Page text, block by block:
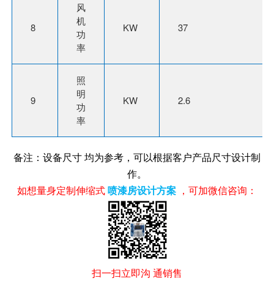
8
风
机
功
率
KW 37
9
照
明
功
率
KW 2.6
备注：设备尺寸 均为参考，可以根据客户产品尺寸设计制
作。
如想量身定制伸缩式 喷漆房设计方案 ，可加微信咨询：
扫一扫立即沟 通销售